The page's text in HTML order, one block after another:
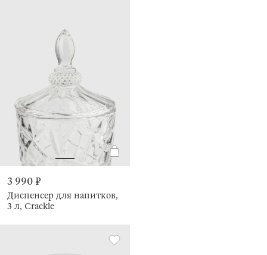
3 990 ₽
Диспенсер для напитков,
3 л, Crackle